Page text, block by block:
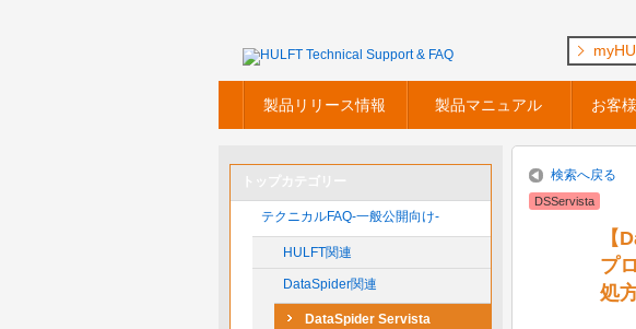
製品リリース情報 製品マニュアル お客
テクニカルFAQ-一般公開向け-
HULFT関連
DataSpider関連
DataSpider Servista
検索へ戻る
DSServista
【
プ
処